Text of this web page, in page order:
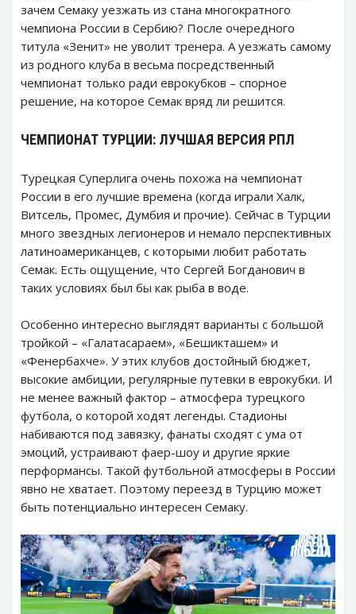
зачем Семаку уезжать из стана многократного
чемпиона России в Сербию? После очередного
титула «Зенит» не уволит тренера. А уезжать самому
из родного клуба в весьма посредственный
чемпионат только ради еврокубков – спорное
решение, на которое Семак вряд ли решится.
ЧЕМПИОНАТ ТУРЦИИ: ЛУЧШАЯ ВЕРСИЯ РПЛ
Турецкая Суперлига очень похожа на чемпионат
России в его лучшие времена (когда играли Халк,
Витсель, Промес, Думбия и прочие). Сейчас в Турции
много звездных легионеров и немало перспективных
латиноамериканцев, с которыми любит работать
Семак. Есть ощущение, что Сергей Богданович в
таких условиях был бы как рыба в воде.
Особенно интересно выглядят варианты с большой
тройкой – «Галатасараем», «Бешикташем» и
«Фенербахче». У этих клубов достойный бюджет,
высокие амбиции, регулярные путевки в еврокубки. И
не менее важный фактор – атмосфера турецкого
футбола, о которой ходят легенды. Стадионы
набиваются под завязку, фанаты сходят с ума от
эмоций, устраивают фаер-шоу и другие яркие
перформансы. Такой футбольной атмосферы в России
явно не хватает. Поэтому переезд в Турцию может
быть потенциально интересен Семаку.